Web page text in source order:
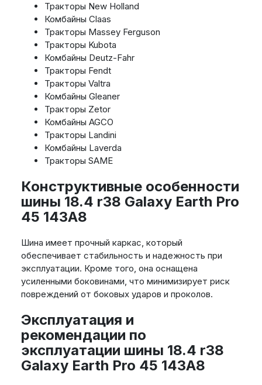
Тракторы New Holland
Комбайны Claas
Тракторы Massey Ferguson
Тракторы Kubota
Комбайны Deutz-Fahr
Тракторы Fendt
Тракторы Valtra
Комбайны Gleaner
Тракторы Zetor
Комбайны AGCO
Тракторы Landini
Комбайны Laverda
Тракторы SAME
Конструктивные особенности
шины 18.4 r38 Galaxy Earth Pro
45 143A8
Шина имеет прочный каркас, который
обеспечивает стабильность и надежность при
эксплуатации. Кроме того, она оснащена
усиленными боковинами, что минимизирует риск
повреждений от боковых ударов и проколов.
Эксплуатация и
рекомендации по
эксплуатации шины 18.4 r38
Galaxy Earth Pro 45 143A8